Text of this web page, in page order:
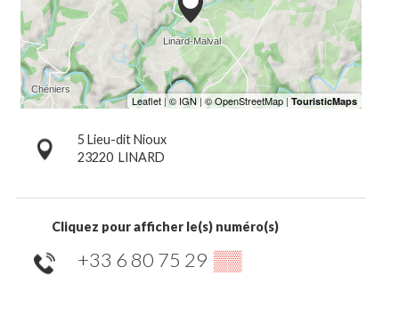
5 Lieu-dit Nioux
23220 LINARD
Cliquez pour afficher le(s) numéro(s)
+33 6 80 75 29 ▒▒